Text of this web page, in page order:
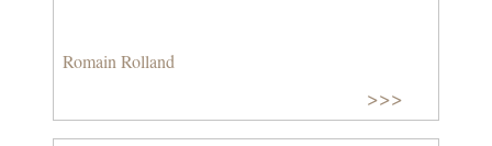
Romain Rolland
>>>